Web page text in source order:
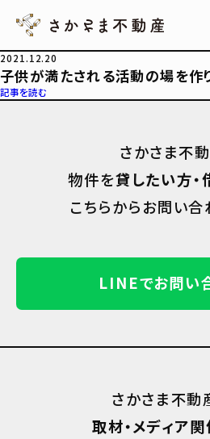
2021.12.20
子供が満たされる活動の場を作
記事を読む
さかさま不
物件を貸したい方・
こちらからお問い合
LINEでお問い
さかさま不動
取材・メディア